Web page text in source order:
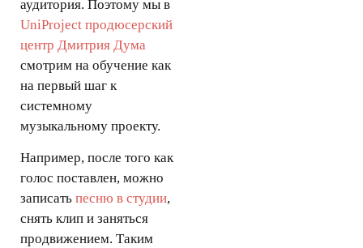
аудитория. Поэтому мы в
UniProject продюсерский
центр Дмитрия Дума
смотрим на обучение как
на первый шаг к
системному
музыкальному проекту.
Например, после того как
голос поставлен, можно
записать песню в студии,
снять клип и заняться
продвижением. Таким